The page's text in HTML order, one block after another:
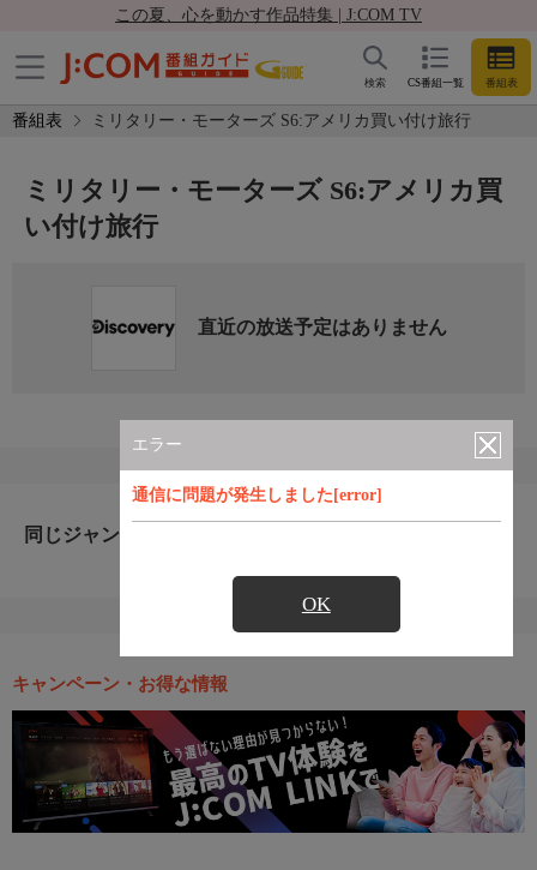
この夏、心を動かす作品特集 | J:COM TV
CS番組一覧 番組表
検索
番組表 ミリタリー・モーターズ S6:アメリカ買い付け旅行
エラー
通信に問題が発生しました[error]
OK
ミリタリー・モーターズ S6:アメリカ買
い付け旅行
直近の放送予定はありません
同じジャンルのおすすめ番組
キャンペーン・お得な情報